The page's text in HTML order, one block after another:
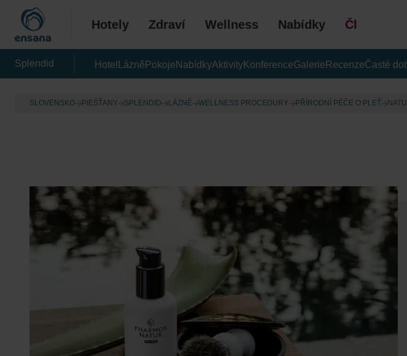
Hotely Zdraví Wellness Nabídky Členství
Splendid Hotel Lázně Pokoje NabídkyAktivityKonferenceGalerie RecenzeČasté
SLOVENSKO PIEŠŤANY SPLENDID LÁZNĚ WELLNESS PROCEDURY PŘÍRODNÍ PÉČE O PLEŤ